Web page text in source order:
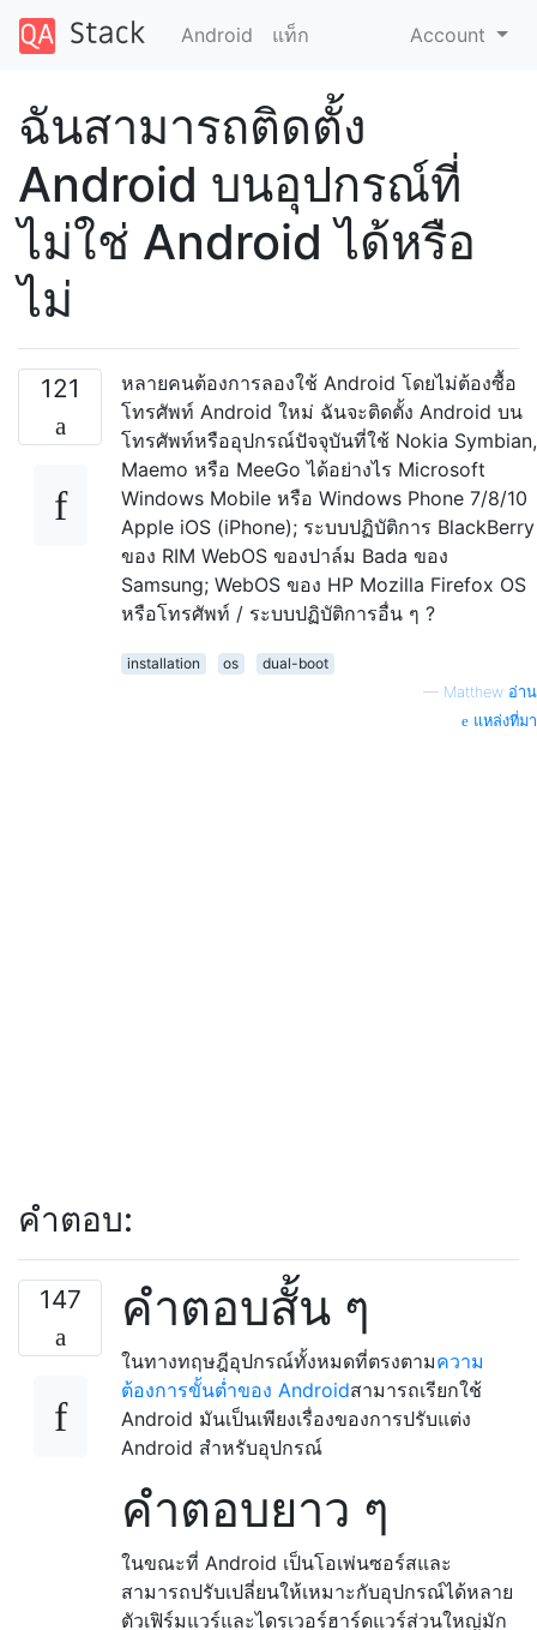
Android แท็ก Account
ฉันสามารถติดตั้ง
Android บนอุปกรณ์ที่
ไม่ใช่ Android ได้หรือ
ไม่
121
หลายคนต้องการลองใช้ Android โดยไม่ต้องซื้อ
โทรศัพท์ Android ใหม่ ฉันจะติดตั้ง Android บน
โทรศัพท์หรืออุปกรณ์ปัจจุบันที่ใช้ Nokia Symbian,
Maemo หรือ MeeGo ได้อย่างไร Microsoft
Windows Mobile หรือ Windows Phone 7/8/10
Apple iOS (iPhone); ระบบปฏิบัติการ BlackBerry
ของ RIM WebOS ของปาล์ม Bada ของ
Samsung; WebOS ของ HP Mozilla Firefox OS
หรือโทรศัพท์ / ระบบปฏิบัติการอื่น ๆ ?
installation os
dual-boot
— Matthew อ่าน
แหล่งที่มา
คำตอบ:
147 คำตอบสั้น ๆ
ในทางทฤษฎีอุปกรณ์ทั้งหมดที่ตรงตามความ
ต้องการขั้นต่ำของ Androidสามารถเรียกใช้
Android มันเป็นเพียงเรื่องของการปรับแต่ง
Android สำหรับอุปกรณ์
คำตอบยาว ๆ
ในขณะที่ Android เป็นโอเพ่นซอร์สและ
สามารถปรับเปลี่ยนให้เหมาะกับอุปกรณ์ได้หลาย
ตัวเฟิร์มแวร์และไดรเวอร์ฮาร์ดแวร์ส่วนใหญ่มัก